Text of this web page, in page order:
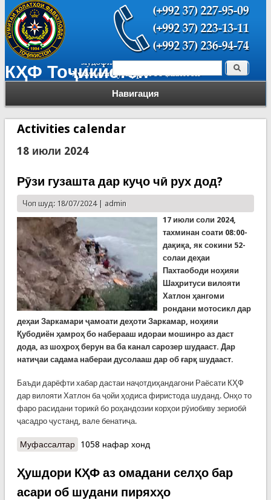
КҲФ Тоҷикистон
Навигация
Форма поиска Поиск
Activities calendar
18 июли 2024
Рӯзи гузашта дар куҷо чӣ рух дод?
Чоп шуд: 18/07/2024 | admin
17 июли соли 2024,
тахминан соати 08:00-
дақиқа, як сокини 52-
солаи деҳаи
Пахтаободи ноҳияи
Шаҳритуси вилояти
Хатлон ҳангоми
рондани мотосикл дар
деҳаи Заркамари ҷамоати деҳоти Заркамар, ноҳияи
Қубодиён ҳамроҳ бо наберааш идораи мошинро аз даст
дода, аз шоҳроҳ берун ва ба канал сарозер шудааст. Дар
натиҷаи садама набераи дусолааш дар об ғарқ шудааст.
Баъди дарёфти хабар дастаи наҷотдиҳандагони Раёсати КҲФ
дар вилояти Хатлон ба ҷойи ҳодиса фиристода шуданд. Онҳо то
фаро расидани торикӣ бо роҳандозии корҳои рӯиобиву зериобӣ
ҷасадро ҷустанд, вале бенатиҷа.
Муфассалтаро Рӯзи гузашта дар куҷо чӣ рух дод?
1058 нафар хонд
Ҳушдори КҲФ аз омадани селҳо бар
асари об шудани пиряхҳо